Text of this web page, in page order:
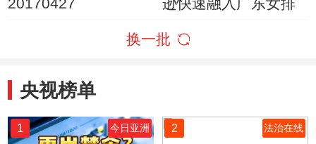
换一批
央视榜单
1 今日亚洲 2 法治在线